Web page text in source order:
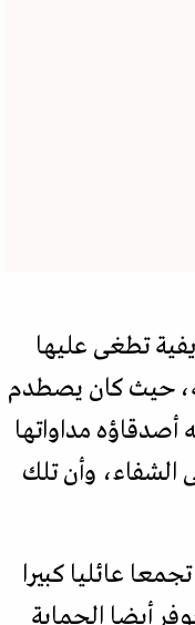
تطغى عليها
حيث كان يصطدم
مداواتها
الشفاء، وأن تلك
عائليا كبيرا
أيضا الحماية